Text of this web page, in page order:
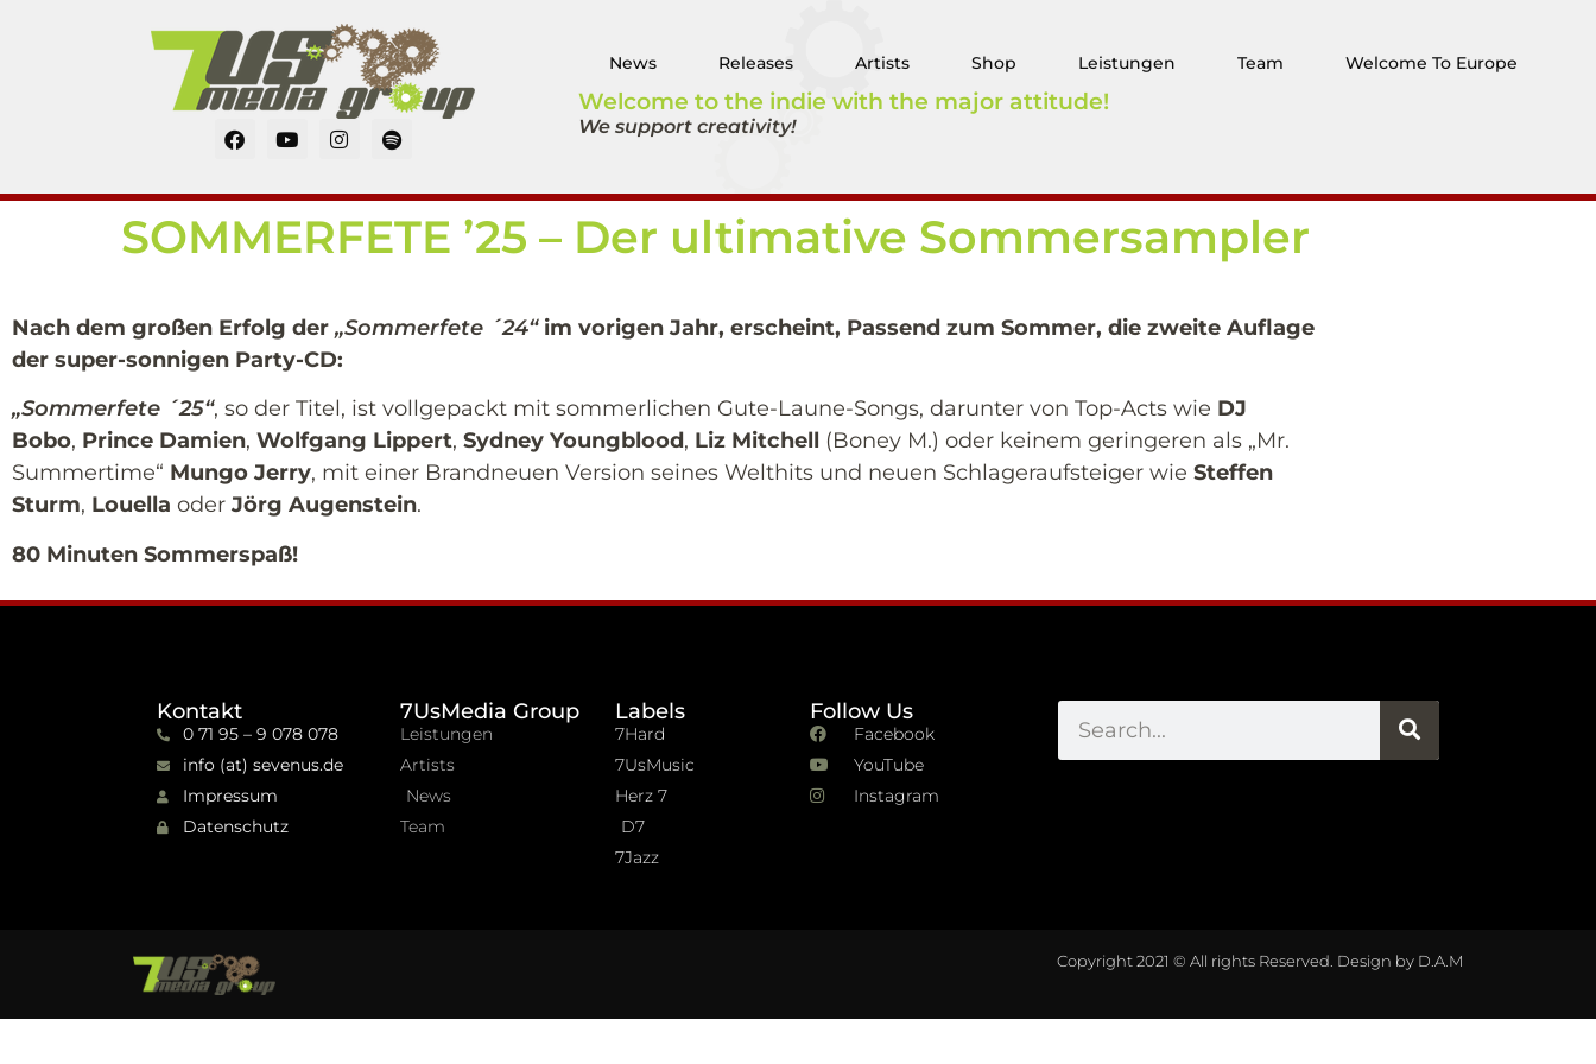
News Releases Artists Shop Leistungen Team Welcome To Europe
Welcome to the indie with the major attitude!
We support creativity!
SOMMERFETE ’25 – Der ultimative Sommersampler
Nach dem großen Erfolg der „Sommerfete ´24“im vorigen Jahr, erscheint, Passend zum Sommer, die zweite Auflage
der super-sonnigen Party-CD:
„Sommerfete ´25“, so der Titel, ist vollgepackt mit sommerlichen Gute-Laune-Songs, darunter von Top-Acts wie DJ
Bobo, Prince Damien, Wolfgang Lippert, Sydney Youngblood, Liz Mitchell (Boney M.) oder keinem geringeren als „Mr.
Summertime“ Mungo Jerry, mit einer Brandneuen Version seines Welthits und neuen Schlageraufsteiger wie Steffen
Sturm, Louella oder Jörg Augenstein.
80 Minuten Sommerspaß!
Kontakt
0 71 95 – 9 078 078
info (at) sevenus.de
Impressum
Datenschutz
7UsMedia Group
Leistungen
Artists
News
Team
Labels
7Hard
7UsMusic
Herz 7
D7
7Jazz
Follow Us
Facebook
YouTube
Instagram
Copyright 2021 © All rights Reserved. Design by D.A.M